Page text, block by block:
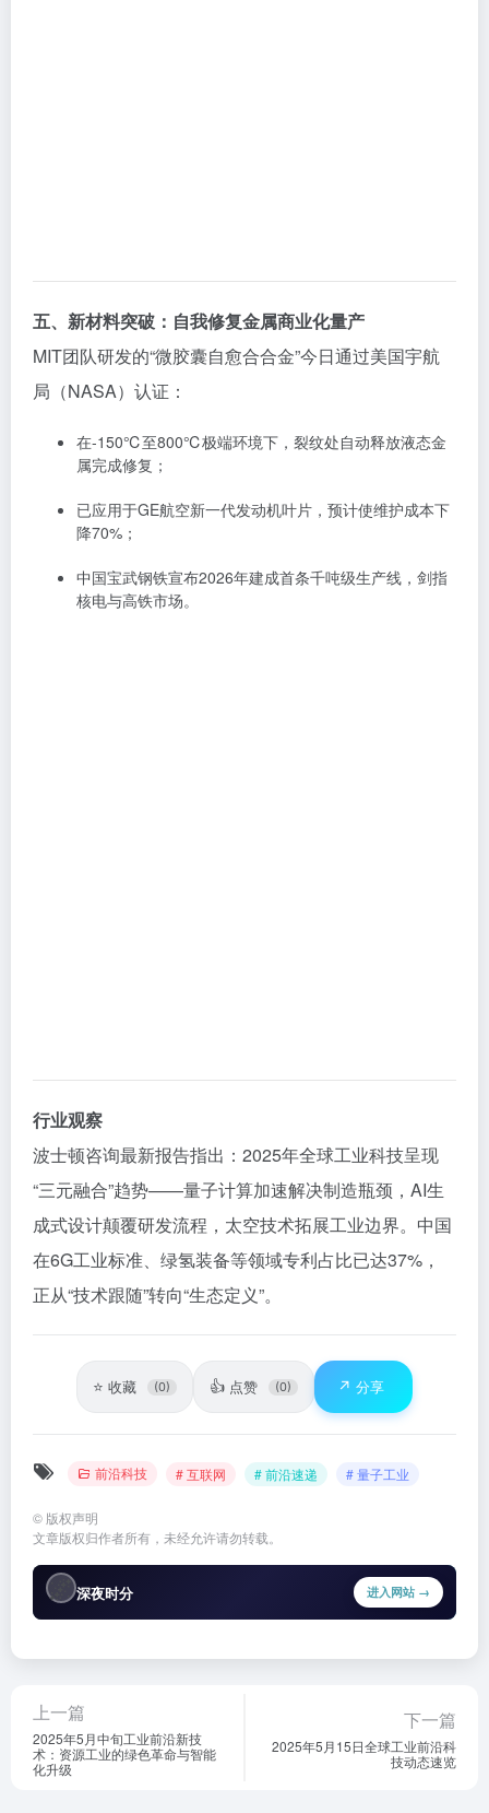
五、新材料突破：自我修复金属商业化量产
MIT团队研发的“微胶囊自愈合合金”今日通过美国宇航
局（NASA）认证：
在-150℃至800℃极端环境下，裂纹处自动释放液态金
属完成修复；
已应用于GE航空新一代发动机叶片，预计使维护成本下
降70%；
中国宝武钢铁宣布2026年建成首条千吨级生产线，剑指
核电与高铁市场。
行业观察
波士顿咨询最新报告指出：2025年全球工业科技呈现
“三元融合”趋势——量子计算加速解决制造瓶颈，AI生
成式设计颠覆研发流程，太空技术拓展工业边界。中国
在6G工业标准、绿氢装备等领域专利占比已达37%，
正从“技术跟随”转向“生态定义”。
⭐ 收藏 (0) 👍 点赞 (0) ↗️ 分享
前沿科技 # 互联网 # 前沿速递 # 量子工业
© 版权声明
文章版权归作者所有，未经允许请勿转载。
🌌深夜时分 进入网站 →
上一篇
2025年5月中旬工业前沿新技
术：资源工业的绿色革命与智能
化升级
下一篇
2025年5月15日全球工业前沿科
技动态速览